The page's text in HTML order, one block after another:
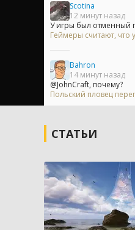
Scotina
12 минут назад
У игры был отменный
Геймеры считают, что
Bahron
14 минут назад
@JohnCraft, почему?
Польский пловец
СТАТЬИ